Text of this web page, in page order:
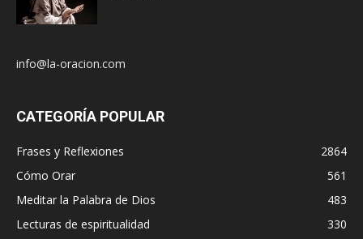
info@la-oracion.com
CATEGORÍA POPULAR
Frases y Reflexiones
2864
Cómo Orar
561
Meditar la Palabra de Dios
483
Lecturas de espiritualidad
330